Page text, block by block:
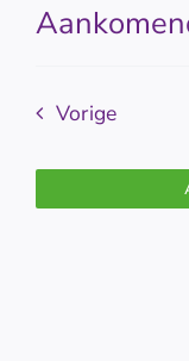
datum.
Vorige